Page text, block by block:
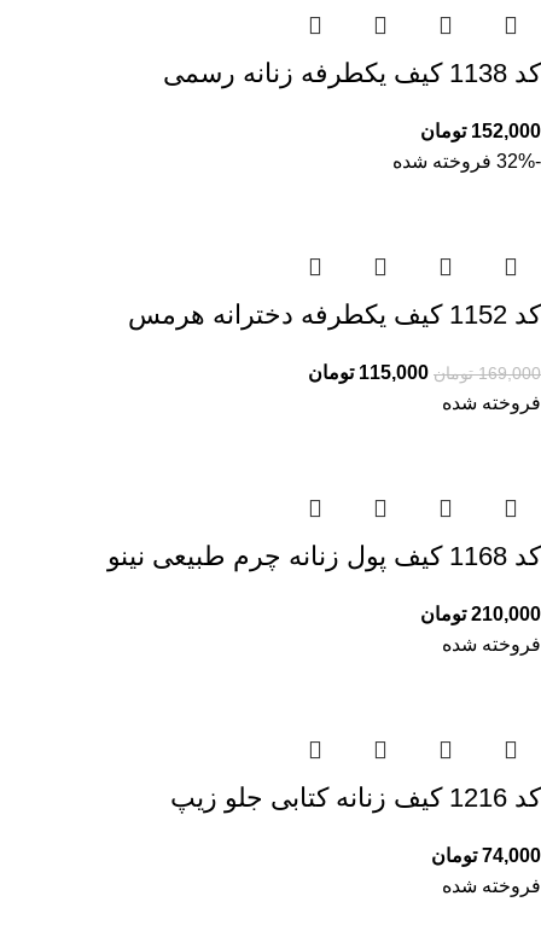
کد 1138 کیف یکطرفه زنانه رسمی
152,000 تومان
-32%
فروخته شده
کد 1152 کیف یکطرفه دخترانه هرمس
169,000 تومان 115,000 تومان
فروخته شده
کد 1168 کیف پول زنانه چرم طبیعی نینو
210,000 تومان
فروخته شده
کد 1216 کیف زنانه کتابی جلو زیپ
74,000 تومان
فروخته شده